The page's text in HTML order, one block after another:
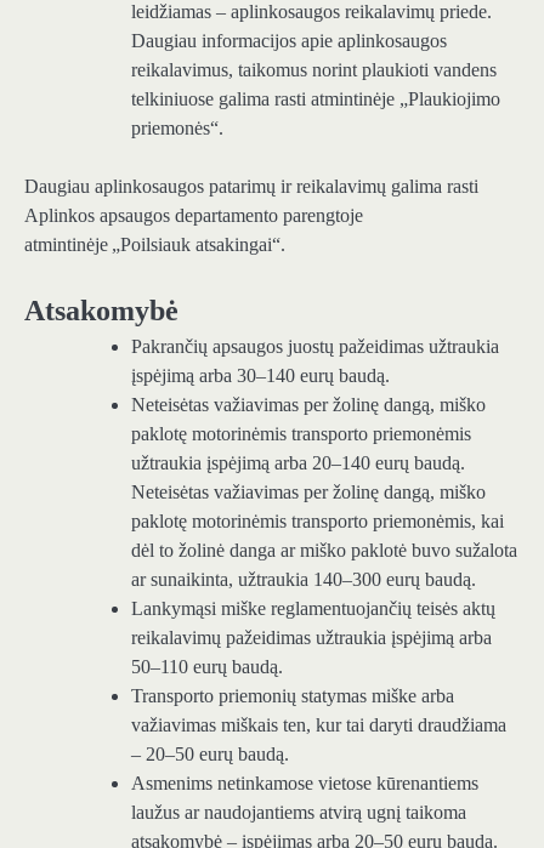
leidžiamas – aplinkosaugos reikalavimų priede.
Daugiau informacijos apie aplinkosaugos
reikalavimus, taikomus norint plaukioti vandens
telkiniuose galima rasti atmintinėje „Plaukiojimo
priemonės“.
Daugiau aplinkosaugos patarimų ir reikalavimų galima rasti
Aplinkos apsaugos departamento parengtoje
atmintinėje „Poilsiauk atsakingai“.
Atsakomybė
Pakrančių apsaugos juostų pažeidimas užtraukia
įspėjimą arba 30–140 eurų baudą.
Neteisėtas važiavimas per žolinę dangą, miško
paklotę motorinėmis transporto priemonėmis
užtraukia įspėjimą arba 20–140 eurų baudą.
Neteisėtas važiavimas per žolinę dangą, miško
paklotę motorinėmis transporto priemonėmis, kai
dėl to žolinė danga ar miško paklotė buvo sužalota
ar sunaikinta, užtraukia 140–300 eurų baudą.
Lankymąsi miške reglamentuojančių teisės aktų
reikalavimų pažeidimas užtraukia įspėjimą arba
50–110 eurų baudą.
Transporto priemonių statymas miške arba
važiavimas miškais ten, kur tai daryti draudžiama
– 20–50 eurų baudą.
Asmenims netinkamose vietose kūrenantiems
laužus ar naudojantiems atvirą ugnį taikoma
atsakomybė – įspėjimas arba 20–50 eurų bauda.